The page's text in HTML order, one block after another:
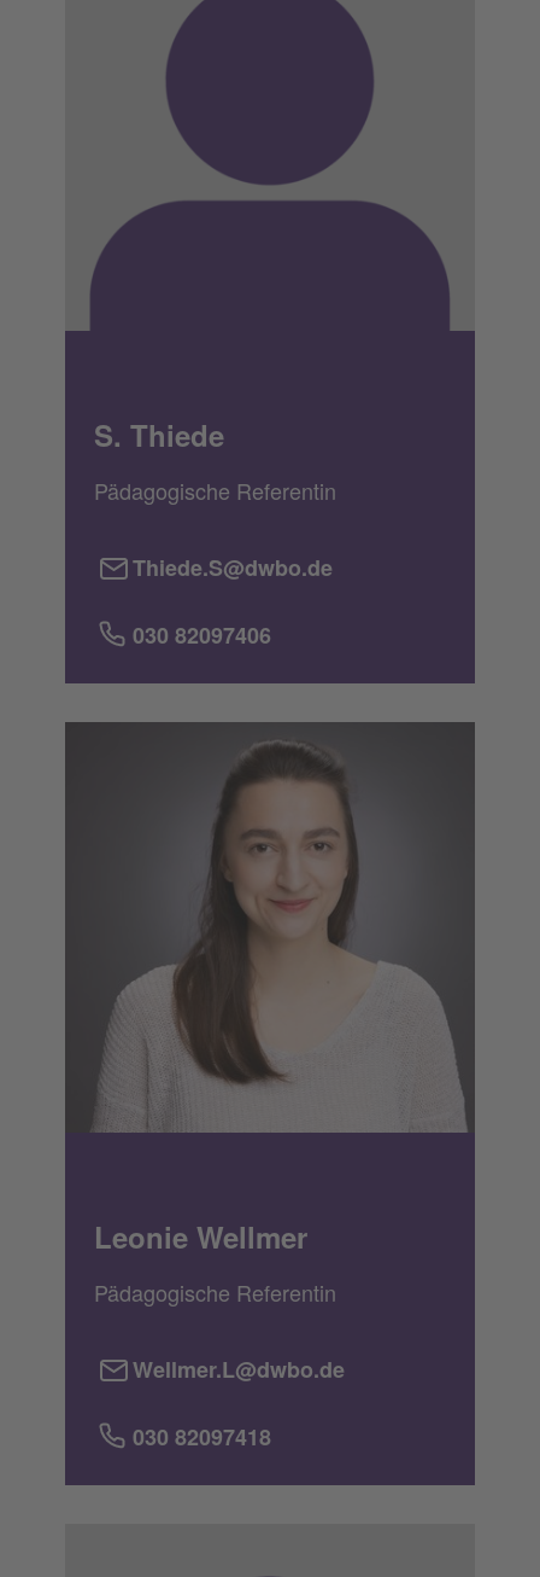
S. Thiede
Pädagogische Referentin
Thiede.S@dwbo.de
030 82097406
Leonie Wellmer
Pädagogische Referentin
Wellmer.L@dwbo.de
030 82097418